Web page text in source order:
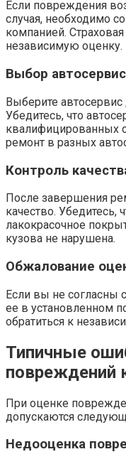
Если повреждения
случая, необходимо
компанией.
независимую оценку.
Выбор
Выберите
Убедитесь, что
квалифицированных
ремонт в разных
Контроль
После завершения
качество. Убедитесь,
лакокрасочное
кузова не нарушена.
Обжалование
Если вы не согласны
ее в установленном
обратиться к
Типичные
повреждений
При оценке
допускаются
Недооценка